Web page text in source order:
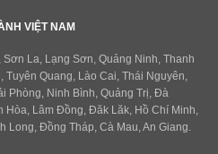
VIỆT NAM
La, Lạng Sơn, Quảng Ninh, Thanh
Tuyên Quang, Lào Cai, Thái Nguyên,
Phòng, Ninh Bình, Quảng Trị, Đà
Hòa, Lâm Đồng, Đăk Lăk, Hồ Chí Minh,
Long, Đồng Tháp, Cà Mau, An Giang.